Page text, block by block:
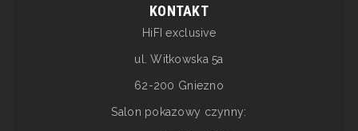
KONTAKT
HiFI exclusive
ul. Witkowska 5a
62-200 Gniezno
Salon pokazowy czynny: